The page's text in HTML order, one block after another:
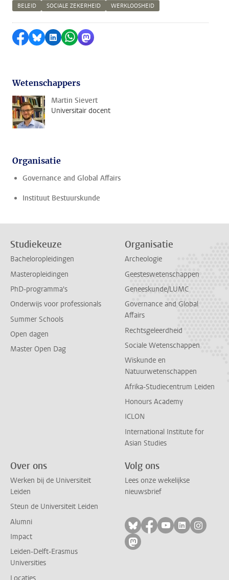
BELEID SOCIALE ZEKERHEID WERKLOOSHEID
Delen op Facebook
Delen via Bluesky
Delen op LinkedIn
Delen via WhatsApp
Delen via Mastodon
Wetenschappers
Martin Sievert
Universitair docent
Organisatie
Governance and Global Affairs
Instituut Bestuurskunde
Studiekeuze
Bacheloropleidingen
Masteropleidingen
PhD-programma's
Onderwijs voor professionals
Summer Schools
Open dagen
Master Open Dag
Organisatie
Archeologie
Geesteswetenschappen
Geneeskunde/LUMC
Governance and Global
Affairs
Rechtsgeleerdheid
Sociale Wetenschappen
Wiskunde en
Natuurwetenschappen
Afrika-Studiecentrum Leiden
Honours Academy
ICLON
International Institute for
Asian Studies
Over ons
Werken bij de Universiteit
Leiden
Steun de Universiteit Leiden
Alumni
Impact
Leiden-Delft-Erasmus
Universities
Locaties
Volg ons
Lees onze wekelijkse
nieuwsbrief
Volg ons op bluesky
Volg ons op
Volg ons op
Volg ons
Volg
Volg ons op mastodon